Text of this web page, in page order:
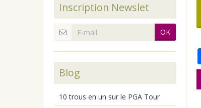
Inscription Newslet
OK
Blog
10 trous en un sur le PGA Tour